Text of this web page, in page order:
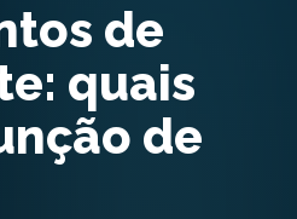
de
quais
de